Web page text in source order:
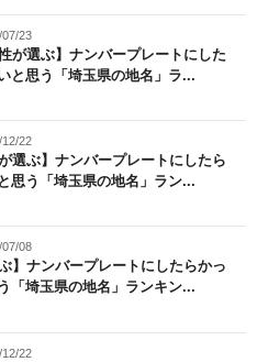
23
性が選ぶ】ナンバープレートにした
と思う「埼玉県の地名」ラ...
22
が選ぶ】ナンバープレートにしたら
思う「埼玉県の地名」ラン...
08
ぶ】ナンバープレートにしたらかっ
「埼玉県の地名」ランキン...
22